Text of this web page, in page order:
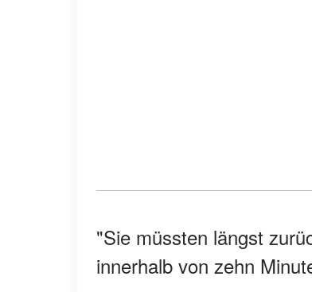
"Sie müssten längst
innerhalb von zehn